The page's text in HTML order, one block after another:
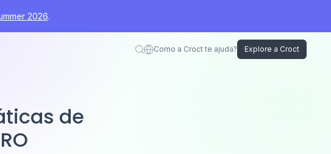
2026.
Como a Croct te ajuda? Explore a Croct
de